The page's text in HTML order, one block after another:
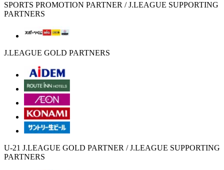
SPORTS PROMOTION PARTNER / J.LEAGUE SUPPORTING
PARTNERS
J.LEAGUE GOLD PARTNERS
U-21 J.LEAGUE GOLD PARTNER / J.LEAGUE SUPPORTING
PARTNERS